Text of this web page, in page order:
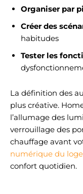
Organiser par
Créer des
habitudes
Tester les
La définition des
plus créative.
l’allumage des
verrouillage des
chauffage avant
numérique du
confort quotidien.